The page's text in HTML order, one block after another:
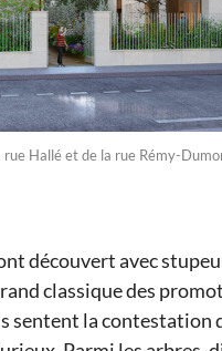
Hallé et de la rue Rémy-
découvert avec
classique des
sentent la contestation